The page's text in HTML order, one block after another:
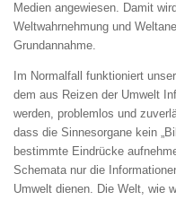
Medien angewiesen. Damit
Weltwahrnehmung und
Grundannahme.
Im Normalfall funktioniert
dem aus Reizen der Umwelt
werden, problemlos und
dass die Sinnesorgane kein
bestimmte Eindrücke
Schemata nur die
Umwelt dienen. Die Welt, wie